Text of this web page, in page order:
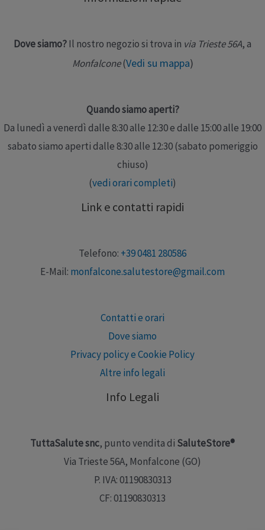
Dove siamo?Il nostro negozio si trova in via Trieste 56A, a
Monfalcone(Vedi su mappa)
Quando siamo aperti?
Da lunedì a venerdì dalle 8:30 alle 12:30 e dalle 15:00 alle 19:00
sabato siamo aperti dalle 8:30 alle 12:30 (sabato pomeriggio
chiuso)
(vedi orari completi)
Link e contatti rapidi
Telefono: +39 0481 280586
E-Mail: monfalcone.salutestore@gmail.com
Contatti e orari
Dove siamo
Privacy policy e Cookie Policy
Altre info legali
Info Legali
TuttaSalute snc, punto vendita di SaluteStore®
Via Trieste 56A, Monfalcone (GO)
P. IVA: 01190830313
CF: 01190830313